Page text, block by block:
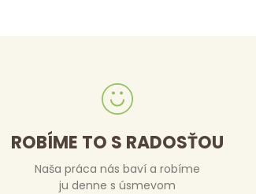
ROBÍME TO S RADOSŤOU
Naša práca nás baví a robíme
ju denne s úsmevom